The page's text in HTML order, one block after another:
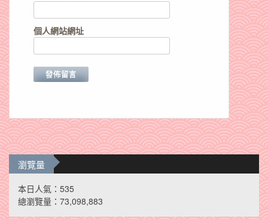
個人網站網址
瀏覽量
本日人氣：535
總瀏覽量：73,098,883